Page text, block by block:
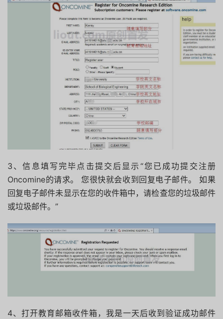
3、信息填写完毕点击提交后显示“您已成功提交注册
Oncomine的请求。 您很快就会收到回复电子邮件。 如果
回复电子邮件未显示在您的收件箱中，请检查您的垃圾邮件
或垃圾邮件。”
4、打开教育邮箱收件箱，我是一天后收到验证成功邮件